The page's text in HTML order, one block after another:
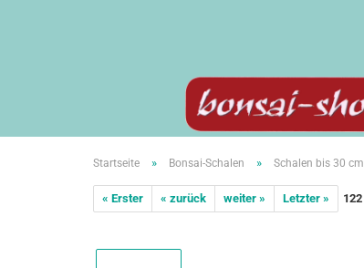
Startseite » Bonsai-Schalen » Schalen bis 30 cm
« Erster « zurück weiter » Letzter » 122